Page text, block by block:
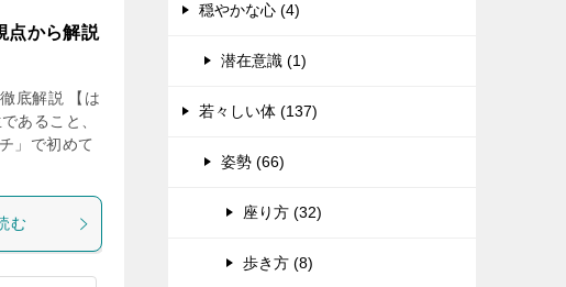
点から解説
底解説 【は
あること、
」で初めて
む
穏やかな心 (4)
潜在意識 (1)
若々しい体 (137)
姿勢 (66)
座り方 (32)
歩き方 (8)